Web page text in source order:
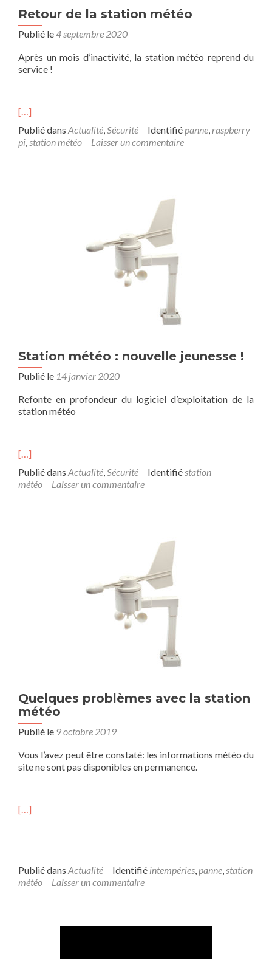
Retour de la station météo
Publié le4 septembre 2020
Après un mois d’inactivité, la station météo reprend du
service !
[…]
Publié dans Actualité,Sécurité Identifiépanne,raspberry
pi,station météo Laisser un commentaire
Station météo : nouvelle jeunesse !
Publié le 14 janvier 2020
Refonte en profondeur du logiciel d’exploitation de la
station météo
[…]
Publié dans Actualité,Sécurité Identifiéstation
météo
Laisser un commentaire
Quelques problèmes avec la station
météo
Publié le 9 octobre 2019
Vous l’avez peut être constaté: les informations météo du
site ne sont pas disponibles en permanence.
[…]
Publié dans Actualité Identifié intempéries,panne,station
météo
Laisser un commentaire